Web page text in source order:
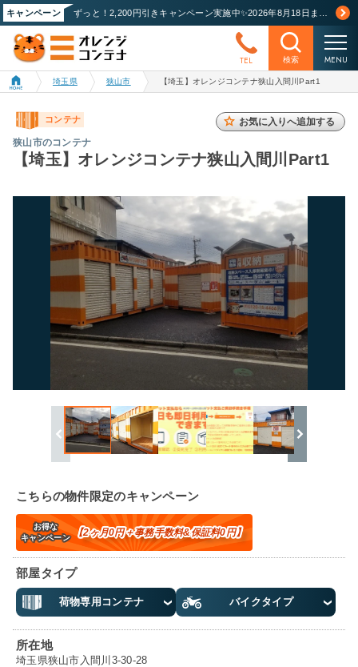
キャンペーン
TEL 検索 MENU
埼玉県 狭山市 【埼玉】オレンジコンテナ狭山入間川Part1
コンテナ
狭山市のコンテナ
【埼玉】オレンジコンテナ狭山入間川Part1
お気に入りへ追加する
こちらの物件限定のキャンペーン
お得な
キャンペーン
【2ヶ月0円＋事務手数料&保証料0円】
部屋タイプ
荷物専用コンテナ バイクタイプ
所在地
埼玉県狭山市入間川3-30-28